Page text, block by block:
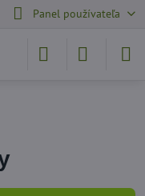
Panel používateľa